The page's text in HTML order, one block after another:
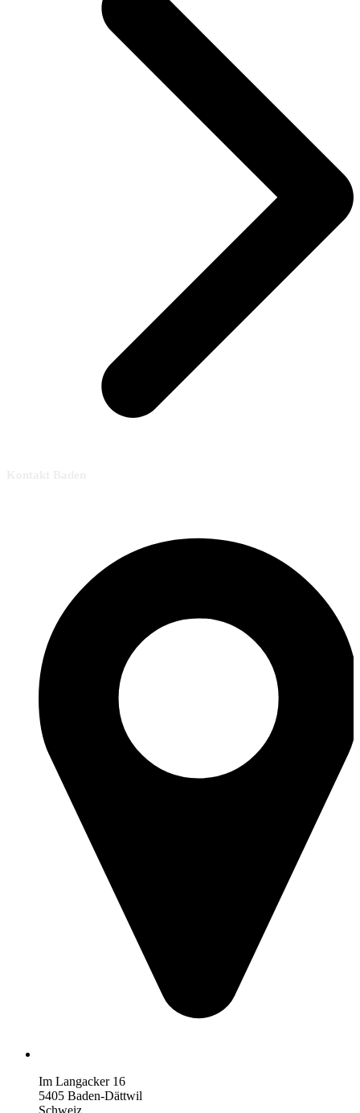
Im Langacker 16
5405 Baden-Dättwil
Schweiz